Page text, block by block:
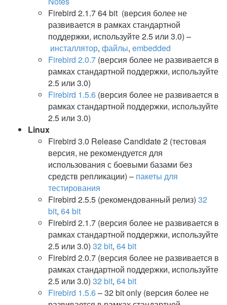
Firebird 2.1.7 64 bit (версия более не
развивается в рамках стандартной
поддержки, используйте 2.5 или 3.0) –
инсталлятор, файлы, embedded
Firebird 2.0.7 (версия более не развивается в
рамках стандартной поддержки, используйте
2.5 или 3.0)
Firebird 1.5.6 (версия более не развивается в
рамках стандартной поддержки, используйте
2.5 или 3.0)​
Linux
Firebird 3.0 Release Candidate 2 (тестовая
версия, не рекомендуется для
использования с боевыми базами без
средств репликации) – пакеты для
тестирования
Firebird 2.5.5 (рекомендованный релиз) 32
bit, 64 bit
Firebird 2.1.7 (версия более не развивается в
рамках стандартной поддержки, используйте
2.5 или 3.0) 32 bit, 64 bit
Firebird 2.0.7 (версия более не развивается в
рамках стандартной поддержки, используйте
2.5 или 3.0) 32 bit, 64 bit
Firebird 1.5.6– 32 bit only (версия более не